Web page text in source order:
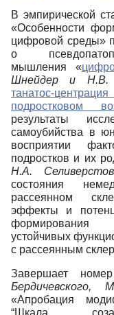
В эмпирической
«Особенности
цифровой среды»
о
мышления «
Шнейдер и Н.В.
танатос-
подростковом
результаты
самоубийства в
восприятии
подростков и их
Н.А.
состояния
рассеянном
эффекты и
формирования
устойчивых
с рассеянным
Завершает
«Апробация